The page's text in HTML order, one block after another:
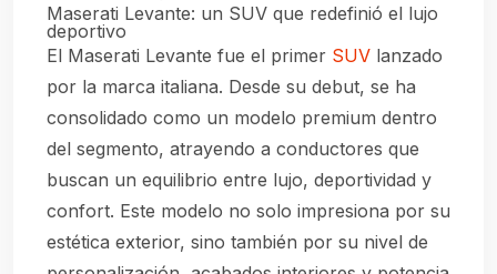
Maserati Levante: un SUV que redefinió el lujo
deportivo
El Maserati Levante fue el primer SUV lanzado
por la marca italiana. Desde su debut, se ha
consolidado como un modelo premium dentro
del segmento, atrayendo a conductores que
buscan un equilibrio entre lujo, deportividad y
confort. Este modelo no solo impresiona por su
estética exterior, sino también por su nivel de